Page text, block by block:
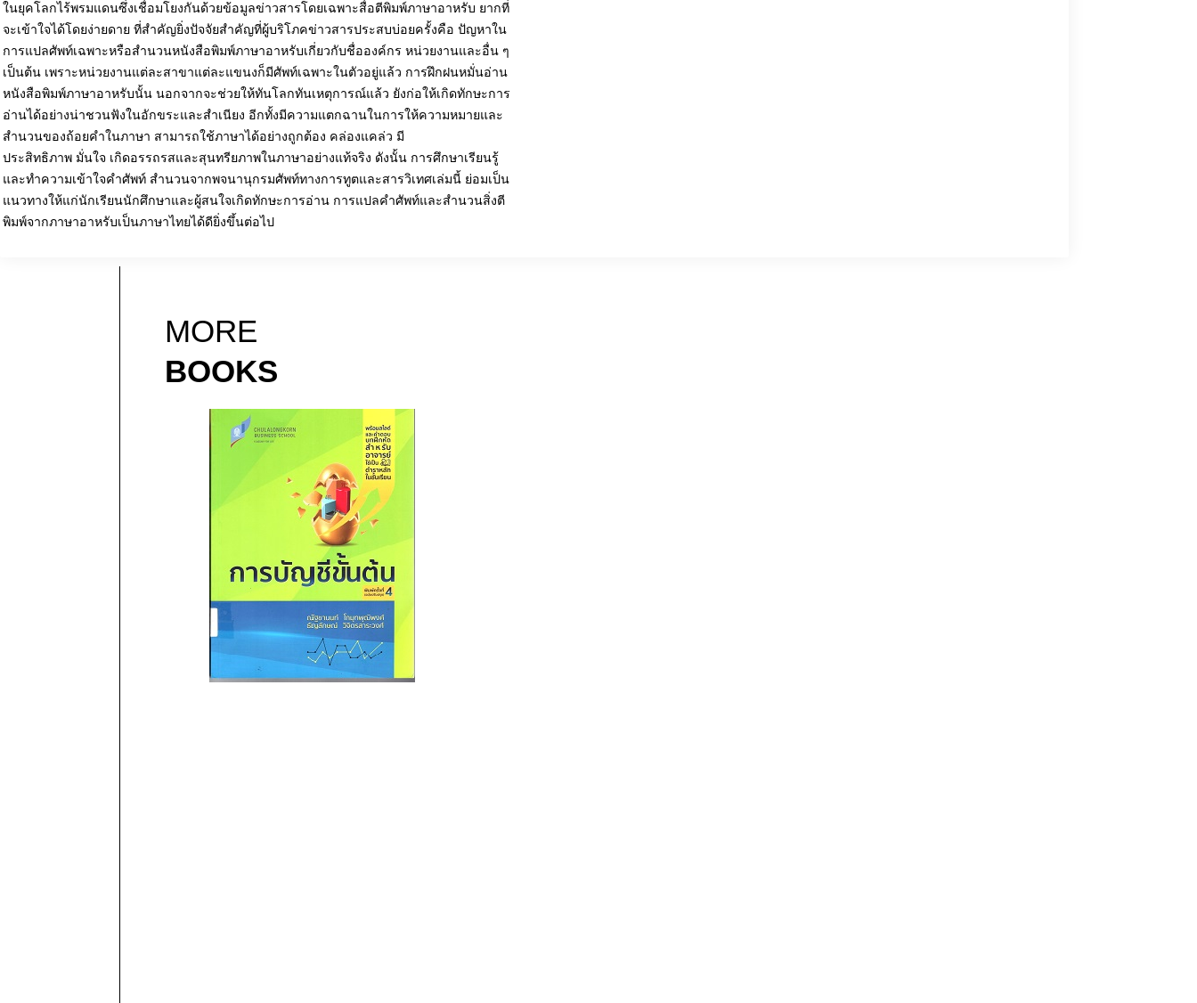
ในยุคโลกไร้พรมแดนซึ่งเชื่อมโยงกันด้วยข้อมูลข่าวสารโดยเฉพาะสื่อตีพิมพ์ภาษาอาหรับ ยากที่
จะเข้าใจได้โดยง่ายดาย ที่สำคัญยิ่งปัจจัยสำคัญที่ผู้บริโภคข่าวสารประสบบ่อยครั้งคือ ปัญหาใน
การแปลศัพท์เฉพาะหรือสำนวนหนังสือพิมพ์ภาษาอาหรับเกี่ยวกับชื่อองค์กร หน่วยงานและอื่น ๆ
เป็นต้น เพราะหน่วยงานแต่ละสาขาแต่ละแขนงก็มีศัพท์เฉพาะในตัวอยู่แล้ว การฝึกฝนหมั่นอ่าน
หนังสือพิมพ์ภาษาอาหรับนั้น นอกจากจะช่วยให้ทันโลกทันเหตุการณ์แล้ว ยังก่อให้เกิดทักษะการ
อ่านได้อย่างน่าชวนฟังในอักขระและสำเนียง อีกทั้งมีความแตกฉานในการให้ความหมายและ
สำนวนของถ้อยคำในภาษา สามารถใช้ภาษาได้อย่างถูกต้อง คล่องแคล่ว มี
ประสิทธิภาพ มั่นใจ เกิดอรรถรสและสุนทรียภาพในภาษาอย่างแท้จริง ดังนั้น การศึกษาเรียนรู้
และทำความเข้าใจคำศัพท์ สำนวนจากพจนานุกรมศัพท์ทางการทูตและสารวิเทศเล่มนี้ ย่อมเป็น
แนวทางให้แก่นักเรียนนักศึกษาและผู้สนใจเกิดทักษะการอ่าน การแปลคำศัพท์และสำนวนสิ่งตี
พิมพ์จากภาษาอาหรับเป็นภาษาไทยได้ดียิ่งขึ้นต่อไป
MORE
BOOKS